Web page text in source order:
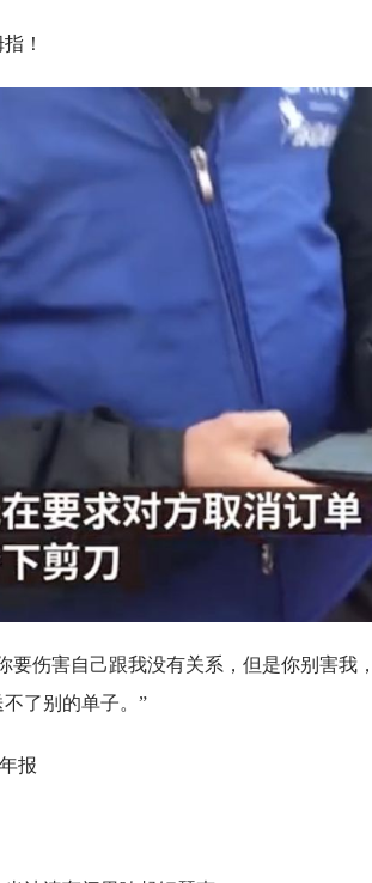
！
要伤害自己跟我没有关系，但是你别害
了别的单子。”
报